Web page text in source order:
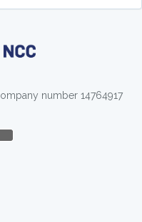
number 14764917